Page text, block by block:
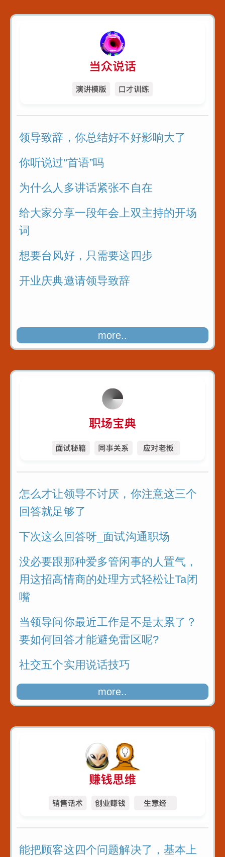
领导致辞，你总结好不好影响大了
你听说过“首语”吗
为什么人多讲话紧张不自在
给大家分享一段年会上双主持的开场
词
想要台风好，只需要这四步
开业庆典邀请领导致辞
more..
怎么才让领导不讨厌，你注意这三个
回答就足够了
下次这么回答呀_面试沟通职场
没必要跟那种爱多管闲事的人置气，
用这招高情商的处理方式轻松让Ta闭
嘴
当领导问你最近工作是不是太累了？
要如何回答才能避免雷区呢?
社交五个实用说话技巧
当你的领导当众拿起酒杯泼了你一脸
more..
能把顾客这四个问题解决了，基本上